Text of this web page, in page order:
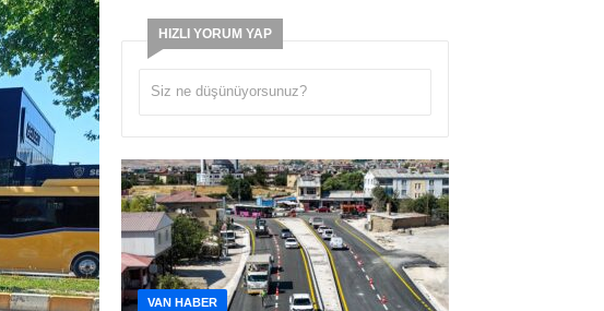
HIZLI YORUM YAP
VAN HABER